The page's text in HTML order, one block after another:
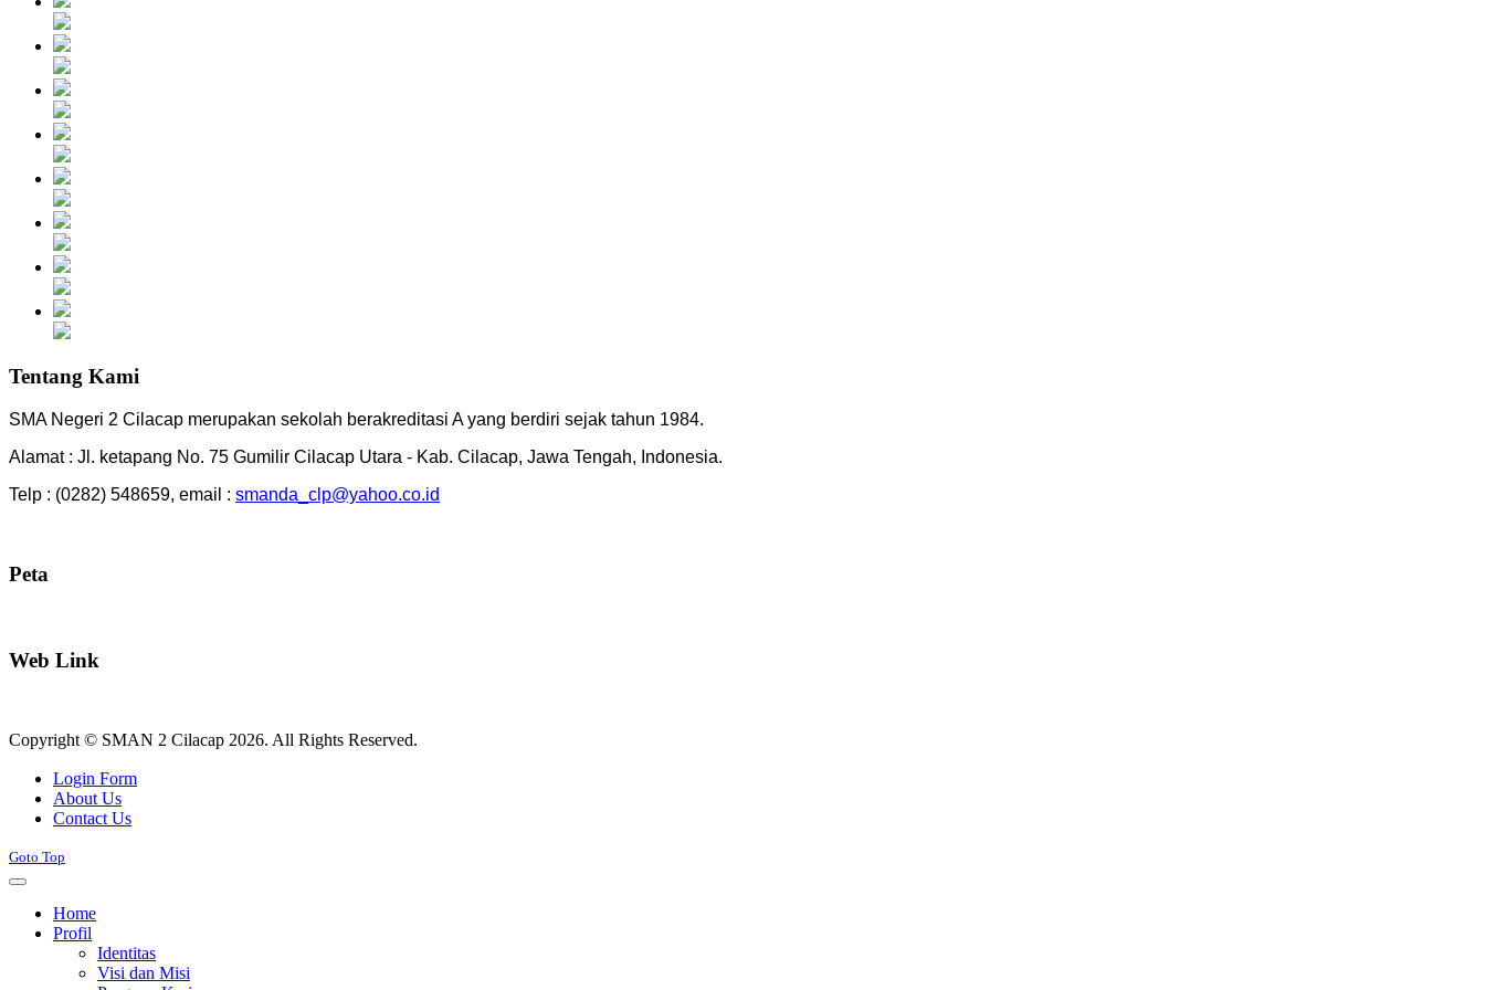
Tentang Kami
SMA Negeri 2 Cilacap merupakan sekolah berakreditasi A yang berdiri sejak tahun 1984.
Alamat : Jl. ketapang No. 75 Gumilir Cilacap Utara - Kab. Cilacap, Jawa Tengah, Indonesia.
Telp : (0282) 548659, email : smanda_clp@yahoo.co.id
Peta
Web Link
Copyright © SMAN 2 Cilacap 2026. All Rights Reserved.
Login Form
About Us
Contact Us
Goto Top
Home
Profil
Identitas
Visi dan Misi